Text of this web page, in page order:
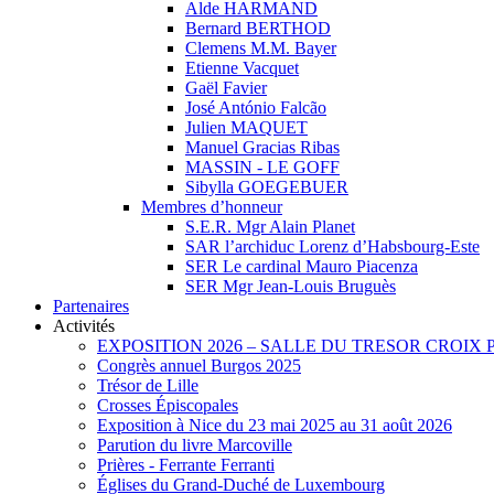
Alde HARMAND
Bernard BERTHOD
Clemens M.M. Bayer
Etienne Vacquet
Gaël Favier
José António Falcão
Julien MAQUET
Manuel Gracias Ribas
MASSIN - LE GOFF
Sibylla GOEGEBUER
Membres d’honneur
S.E.R. Mgr Alain Planet
SAR l’archiduc Lorenz d’Habsbourg-Este
SER Le cardinal Mauro Piacenza
SER Mgr Jean-Louis Bruguès
Partenaires
Activités
EXPOSITION 2026 – SALLE DU TRESOR CROIX
Congrès annuel Burgos 2025
Trésor de Lille
Crosses Épiscopales
Exposition à Nice du 23 mai 2025 au 31 août 2026
Parution du livre Marcoville
Prières - Ferrante Ferranti
Églises du Grand-Duché de Luxembourg